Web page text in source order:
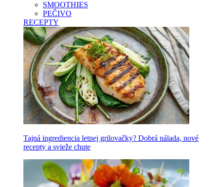
SMOOTHIES
PEČIVO
RECEPTY
Tajná ingrediencia letnej grilovačky? Dobrá nálada, nové
recepty a svieže chute